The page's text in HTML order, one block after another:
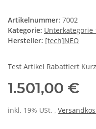
Artikelnummer: 7002
Kategorie: Unterkategorie
Hersteller: [tech]NEO
Test Artikel Rabattiert
1.501,00 €
inkl. 19% USt. ,